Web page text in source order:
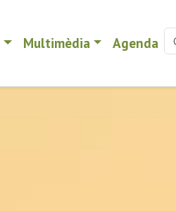
Multimèdia Agenda